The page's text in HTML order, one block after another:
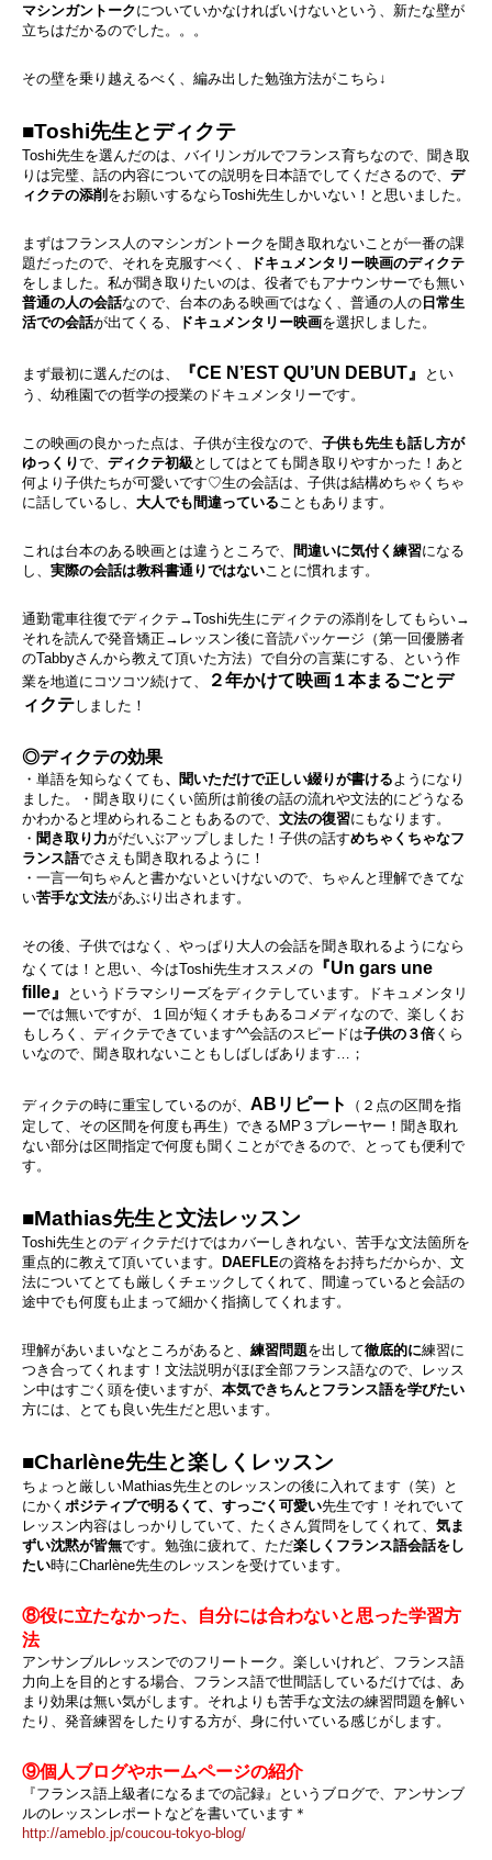
マシンガントークについていかなければいけないという、新たな壁が
立ちはだかるのでした。。。
その壁を乗り越えるべく、編み出した勉強方法がこちら↓
■Toshi先生とディクテ
Toshi先生を選んだのは、バイリンガルでフランス育ちなので、聞き取
りは完璧、話の内容についての説明を日本語でしてくださるので、 デ
ィクテの添削 をお願いするならToshi先生しかいない！と思いました。
まずはフランス人のマシンガントークを聞き取れないことが一番の課
題だったので、それを克服すべく、
ドキュメンタリー映画のディクテ
をしました。私が聞き取りたいのは、役者でもアナウンサーでも無い
普通の人の会話なので、台本のある映画ではなく、普通の人の 日常生
活での会話が出てくる、 ドキュメンタリー映画を選択しました。
まず最初に選んだのは、 『CE N’EST QU’UN DEBUT』
とい
う、幼稚園での哲学の授業のドキュメンタリーです。
この映画の良かった点は、子供が主役なので、 子供も先生も話し方が
ゆっくりで、 ディクテ初級 としてはとても聞き取りやすかった！あと
何より子供たちが可愛いです♡生の会話は、子供は結構めちゃくちゃ
に話しているし、 大人でも間違っている こともあります。
これは台本のある映画とは違うところで、 間違いに気付く練習になる
し、 実際の会話は教科書通りではない ことに慣れます。
通勤電車往復でディクテ→Toshi先生にディクテの添削をしてもらい→
それを読んで発音矯正→レッスン後に音読パッケージ（第一回優勝者
のTabbyさんから教えて頂いた方法）で自分の言葉にする、という作
業を地道にコツコツ続けて、
２年かけて映画１本まるごとデ
ィクテしました！
◎ディクテの効果
・単語を知らなくても 、聞いただけで正しい綴りが書ける ようになり
ました。・聞き取りにくい箇所は前後の話の流れや文法的にどうなる
かわかると埋められることもあるので、 文法の復習にもなります。
・ 聞き取り力がだいぶアップしました！子供の話すめちゃくちゃなフ
ランス語でさえも聞き取れるように！
・一言一句ちゃんと書かないといけないので、ちゃんと理解できてな
い苦手な文法があぶり出されます。
その後、子供ではなく、やっぱり大人の会話を聞き取れるようになら
なくては！と思い、今はToshi先生オススメの 『Un gars une
fille』
というドラマシリーズをディクテしています。ドキュメンタリ
ーでは無いですが、１回が短くオチもあるコメディなので、楽しくお
もしろく、ディクテできています^^会話のスピードは子供の３倍 くら
いなので、聞き取れないこともしばしばあります…；
ディクテの時に重宝しているのが、 ABリピート
（２点の区間を指
定して、その区間を何度も再生）できるMP３プレーヤー！聞き取れ
ない部分は区間指定で何度も聞くことができるので、とっても便利で
す。
■Mathias先生と文法レッスン
Toshi先生とのディクテだけではカバーしきれない、苦手な文法箇所を
重点的に教えて頂いています。
DAEFLEの資格をお持ちだからか、文
法についてとても厳しくチェックしてくれて、間違っていると会話の
途中でも何度も止まって細かく指摘してくれます。
理解があいまいなところがあると、 練習問題を出して徹底的に練習に
つき合ってくれます！文法説明がほぼ全部フランス語なので、レッス
ン中はすごく頭を使いますが、 本気できちんとフランス語を学びたい
方には、とても良い先生だと思います。
■Charlène先生と楽しくレッスン
ちょっと厳しいMathias先生とのレッスンの後に入れてます（笑）と
にかく ポジティブで明るくて、すっごく可愛い先生です！それでいて
レッスン内容はしっかりしていて、たくさん質問をしてくれて、 気ま
ずい沈黙が皆無です。勉強に疲れて、ただ楽しくフランス語会話をし
たい時にCharlène先生のレッスンを受けています。
⑧役に立たなかった、自分には合わないと思った学習方
法
アンサンブルレッスンでのフリートーク。楽しいけれど、フランス語
力向上を目的とする場合、フランス語で世間話しているだけでは、あ
まり効果は無い気がします。それよりも苦手な文法の練習問題を解い
たり、発音練習をしたりする方が、身に付いている感じがします。
⑨個人ブログやホームページの紹介
『フランス語上級者になるまでの記録』というブログで、アンサンブ
ルのレッスンレポートなどを書いています＊
http://ameblo.jp/coucou-tokyo-blog/